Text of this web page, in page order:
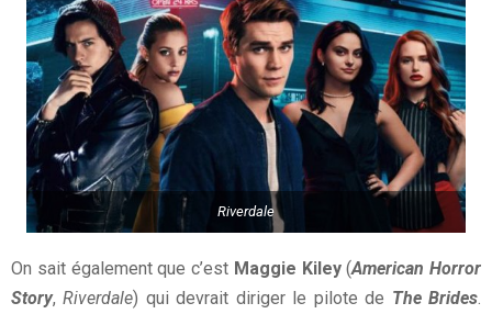
Riverdale
On sait également que c’est Maggie Kiley(American Horror
Story,Riverdale) qui devrait diriger le pilote de The Brides.